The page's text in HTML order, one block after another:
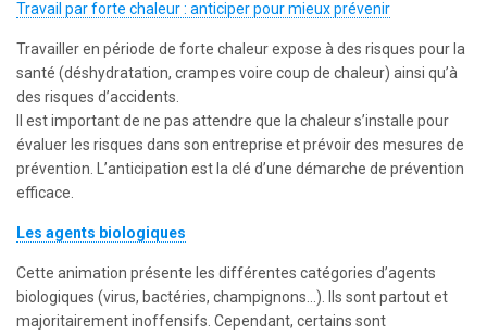
Travail par forte chaleur : anticiper pour mieux prévenir
Travailler en période de forte chaleur expose à des risques pour la
santé (déshydratation, crampes voire coup de chaleur) ainsi qu’à
des risques d’accidents.
Il est important de ne pas attendre que la chaleur s’installe pour
évaluer les risques dans son entreprise et prévoir des mesures de
prévention. L’anticipation est la clé d’une démarche de prévention
efficace.
Les agents biologiques
Cette animation présente les différentes catégories d’agents
biologiques (virus, bactéries, champignons…). Ils sont partout et
majoritairement inoffensifs. Cependant, certains sont